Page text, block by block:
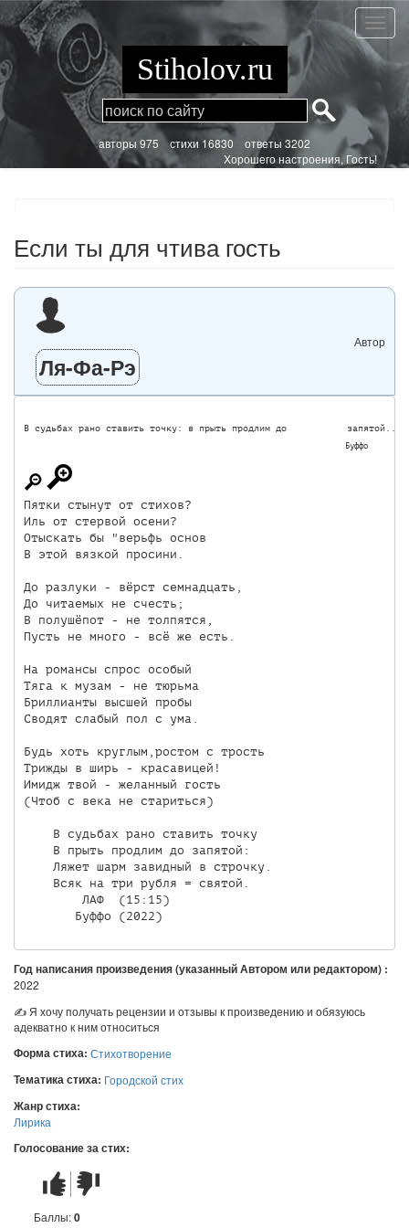
Перейти
к
основному
содержанию
Если
ты
для
чтива
гость
Stiholov.ru
aвторы 975стихи 16830 ответы 3202
Хорошего настроения, Гость!
Если ты для чтива гость
Автор
Ля-Фа-Рэ
В судьбах рано ставить точку: в прыть продлим до
Буффо
Пятки стынут от стихов?
Иль от стервой осени?
Отыскать бы "верьфь основ
В этой вязкой просини.
До разлуки - вёрст семнадцать,
До читаемых не счесть;
В полушёпот - не толпятся,
Пусть не много - всё же есть.
На романсы спрос особый
Тяга к музам - не тюрьма
Бриллианты высшей пробы
Сводят слабый пол с ума.
Будь хоть круглым,ростом с трость
Трижды в ширь - красавицей!
Имидж твой - желанный гость
(Чтоб с века не стариться)
    В судьбах рано ставить точку
    В прыть продлим до запятой:
    Ляжет шарм завидный в строчку.
    Всяк на три рубля = святой.
        ЛАФ  (15:15)
       Буффо (2022)
Год написания произведения (указанный Автором или редактором) :
2022
✍ Я хочу получать рецензии и отзывы к произведению и обязуюсь
адекватно к ним относиться
Форма стиха: Стихотворение
Тематика стиха: Городской стих
Жанр стиха:
Лирика
Голосование за стих:
Стих
понравился
Стих
не
понравился
Баллы:0